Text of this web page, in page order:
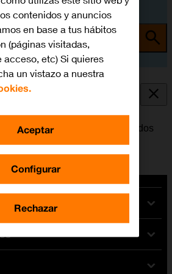
tema
modo silencioso
silencioso, se desactivan todos
contenidos y anuncios
en base a tus hábitos
(páginas visitadas,
acceso, etc) Si quieres
un vistazo a nuestra
Configurar
Rechazar
Aceptar